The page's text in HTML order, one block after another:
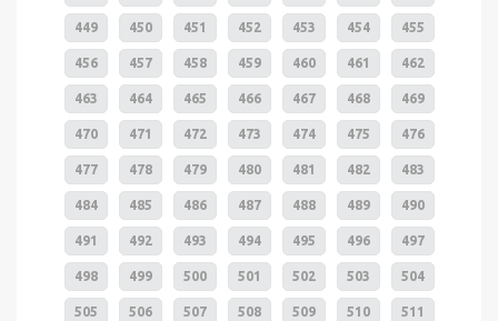
449 450 451 452 453 454 455
456 457 458 459 460 461 462
463 464 465 466 467 468 469
470 471 472 473 474 475 476
477 478 479 480 481 482 483
484 485 486 487 488 489 490
491 492 493 494 495 496 497
498 499 500 501 502 503 504
505 506 507 508 509 510 511